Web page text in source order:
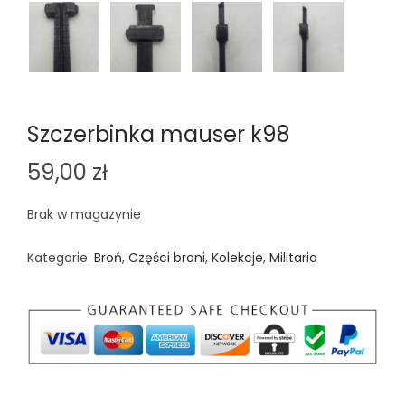
Szczerbinka mauser k98
59,00 zł
Brak w magazynie
Kategorie: Broń, Części broni, Kolekcje, Militaria